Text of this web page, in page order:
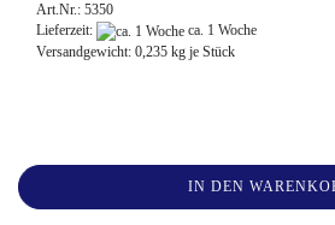
Art.Nr.: 5350
Lieferzeit:
ca. 1 Woche
Versandgewicht: 0,235 kg je Stück
IN DEN